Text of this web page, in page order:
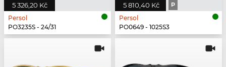
5 326,20 Kč
Persol
PO3235S - 24/31
5 810,40 Kč P
Persol
PO0649 - 1025S3